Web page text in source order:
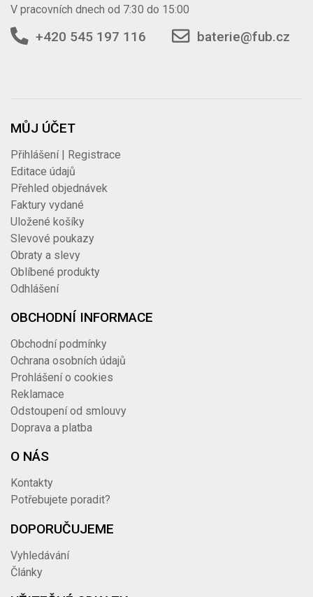
V pracovních dnech od 7:30 do 15:00
+420 545 197 116 baterie@fub.cz
MŮJ ÚČET
Přihlášení | Registrace
Editace údajů
Přehled objednávek
Faktury vydané
Uložené košíky
Slevové poukazy
Obraty a slevy
Oblíbené produkty
Odhlášení
OBCHODNÍ INFORMACE
Obchodní podmínky
Ochrana osobních údajů
Prohlášení o cookies
Reklamace
Odstoupení od smlouvy
Doprava a platba
O NÁS
Kontakty
Potřebujete poradit?
DOPORUČUJEME
Vyhledávání
Články